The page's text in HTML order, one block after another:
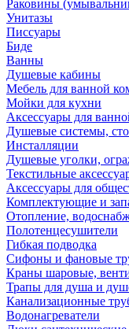
Раковины
Унитазы
Писсуары
Биде
Ванны
Душевые кабины
Мебель для ванной
Мойки для кухни
Аксессуары для
Душевые системы,
Инсталляции
Душевые уголки,
Текстильные
Аксессуары для
Комплектующие и
Отопление,
Полотенцесушители
Гибкая подводка
Сифоны и фановые
Краны шаровые,
Трапы для душа и
Канализационные
Водонагреватели